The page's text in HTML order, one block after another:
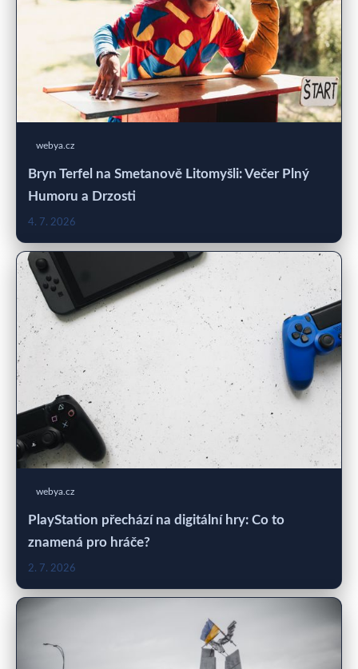
webya.cz
Bryn Terfel na Smetanově Litomyšli: Večer Plný
Humoru a Drzosti
4. 7. 2026
webya.cz
PlayStation přechází na digitální hry: Co to
znamená pro hráče?
2. 7. 2026